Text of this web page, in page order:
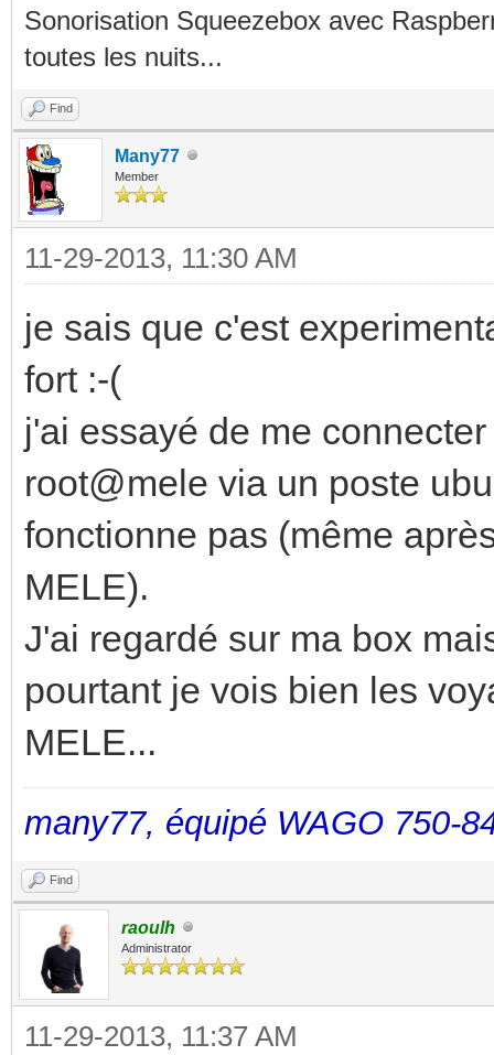
Sonorisation Squeezebox avec
toutes les nuits...
Find
Many77
Member
11-29-2013, 11:30 AM
je sais que c'est
fort :-(
j'ai essayé de me
root@mele via un poste
fonctionne pas (même
MELE).
J'ai regardé sur ma box
pourtant je vois bien les
MELE...
many77, équipé WAGO 750-
Find
raoulh
Administrator
11-29-2013, 11:37 AM